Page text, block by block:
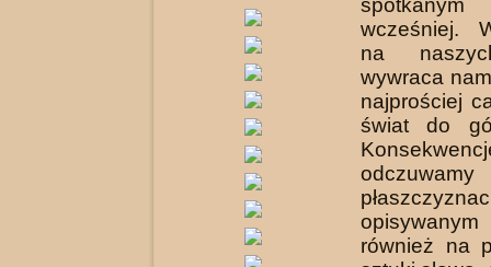
wcześniej.
na
wywraca
najprościej
świat do
również na